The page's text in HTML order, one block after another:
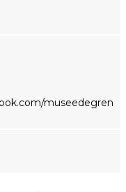
museedegren